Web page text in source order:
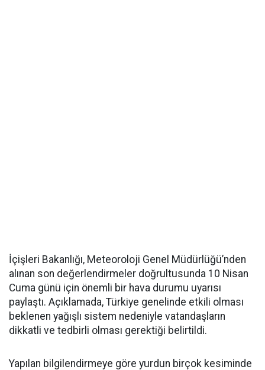
İçişleri Bakanlığı, Meteoroloji Genel Müdürlüğü’nden
alınan son değerlendirmeler doğrultusunda 10 Nisan
Cuma günü için önemli bir hava durumu uyarısı
paylaştı. Açıklamada, Türkiye genelinde etkili olması
beklenen yağışlı sistem nedeniyle vatandaşların
dikkatli ve tedbirli olması gerektiği belirtildi.
Yapılan bilgilendirmeye göre yurdun birçok kesiminde